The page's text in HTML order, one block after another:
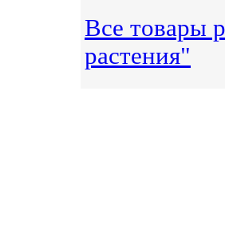
Все товары
растения"